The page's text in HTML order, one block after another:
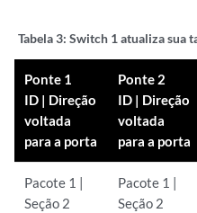
Tabela 3: Switch 1 atualiza sua
Ponte 1
ID | Direção
voltada
para a porta
Ponte 2
ID | Direção
voltada
para a porta
Pacote 1 |
Seção 2
Pacote 1 |
Seção 2